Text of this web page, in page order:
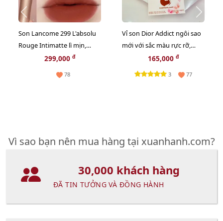
Son Lancome 299 L'absolu
Rouge Intimatte lì mịn,
French Cashmere cam đỏ
299,000 đ
78
Vỉ son Dior Addict ngôi sao
mới với sắc màu rực rỡ,
bóng mượt, giữ ẩm 24h
165,000 đ
3 77
Vì sao bạn nên mua hàng tại xuanhanh.com?
30,000 khách hàng
ĐÃ TIN TƯỞNG VÀ ĐỒNG HÀNH